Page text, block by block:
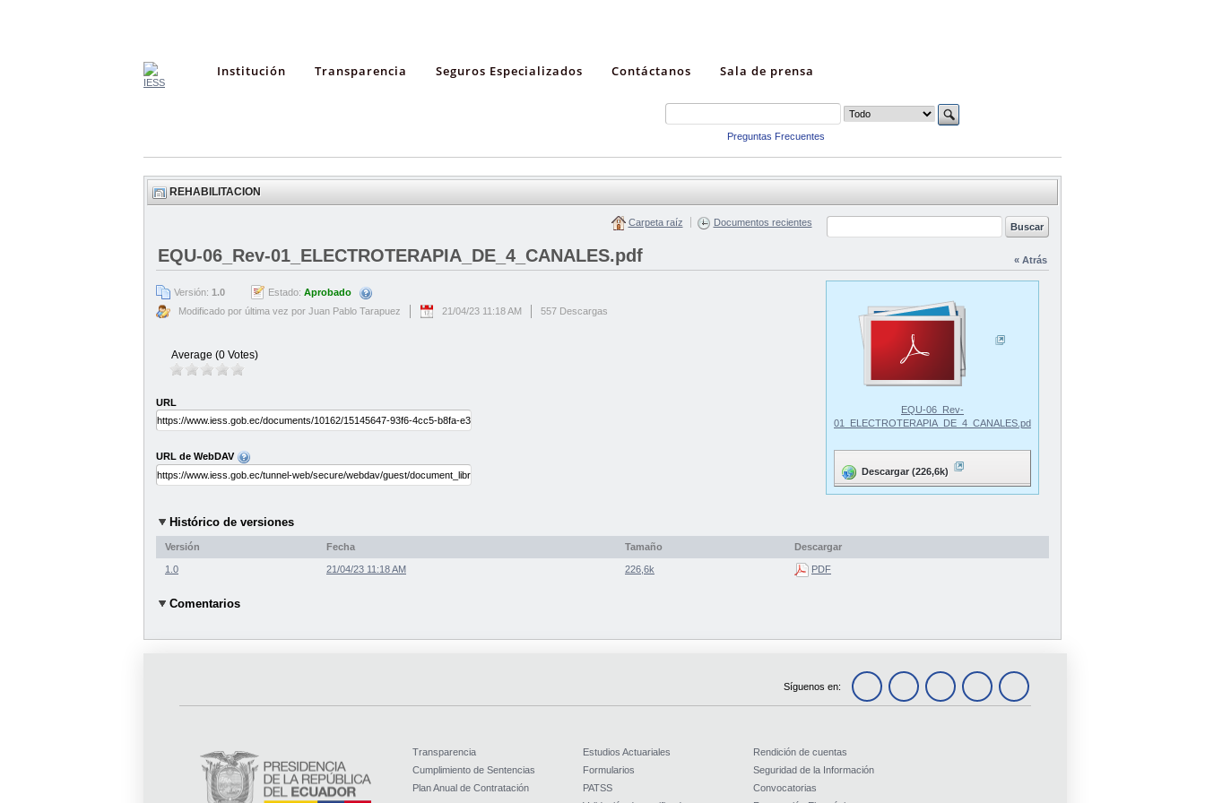
Institución Transparencia Seguros Especializados Contáctanos Sala de prensa
Preguntas Frecuentes
REHABILITACION
Carpeta raíz Documentos recientes
« Atrás
EQU-06_Rev-01_ELECTROTERAPIA_DE_4_CANALES.pdf
Versión: 1.0 Estado: Aprobado
Modificado por última vez por Juan Pablo Tarapuez
21/04/23 11:18 AM 557 Descargas
Average (0 Votes)
URL
URL de WebDAV
EQU-06_Rev-
01_ELECTROTERAPIA_DE_4_CANALES.pdf
Descargar (226,6k)
Histórico de versiones
Versión Fecha Tamaño Descargar
1.0 21/04/23 11:18 AM 226,6k PDF
Comentarios
Síguenos en:
Transparencia
Cumplimiento de Sentencias
Plan Anual de Contratación
Estudios Actuariales
Formularios
PATSS
Rendición de cuentas
Seguridad de la Información
Convocatorias